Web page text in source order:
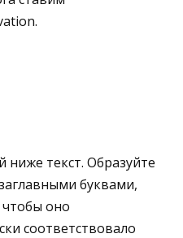
текст. Образуйте
буквами,
оно
соответствовало